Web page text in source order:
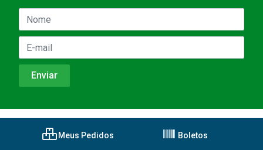
Meus Pedidos Boletos